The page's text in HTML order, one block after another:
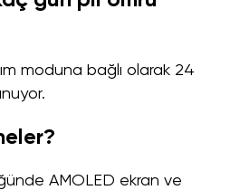
moduna bağlı olarak 24
AMOLED ekran ve